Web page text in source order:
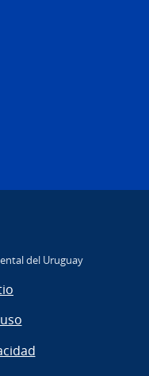
del Uruguay